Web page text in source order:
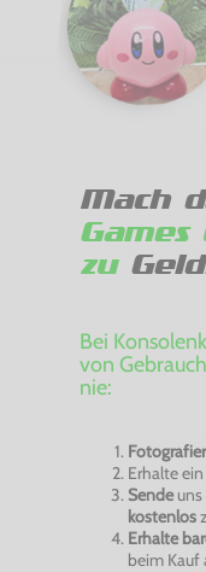
Mach
Games
zu
Bei
von
nie:
Erhalte ein
Sendeuns
kostenlos
Erhalte
beim Kauf